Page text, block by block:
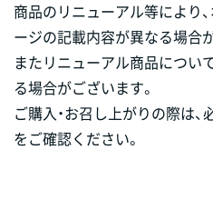
商品のリニューアル等により
ージの記載内容が異なる場合
またリニューアル商品につい
る場合がございます。
ご購入・お召し上がりの際は
をご確認ください。